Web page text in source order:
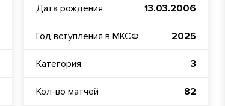
Дата рождения 13.03.2006
Год вступления в МКСФ 2025
Категория 3
Кол-во матчей 82